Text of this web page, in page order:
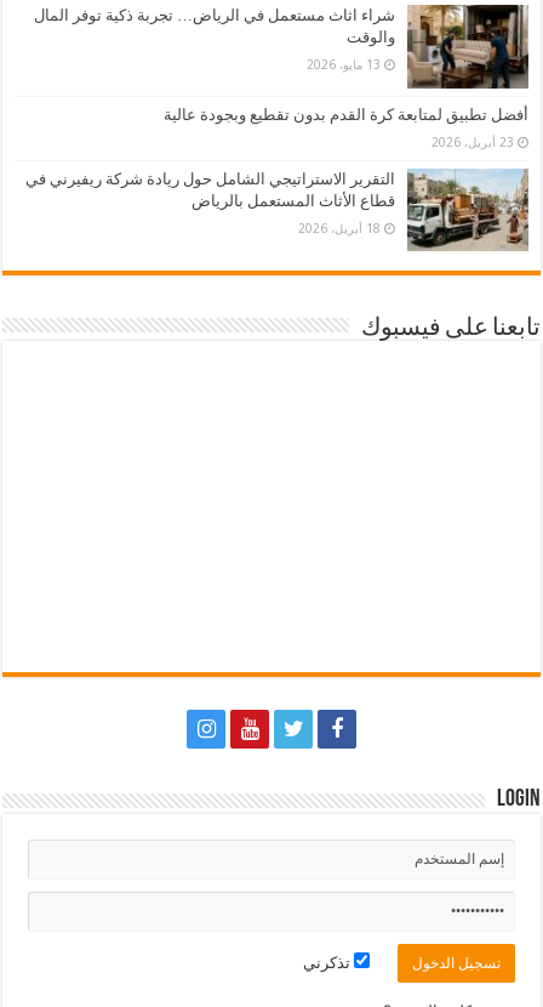
شراء اثاث مستعمل في الرياض… تجربة ذكية توفر المال
والوقت
13 مايو، 2026
أفضل تطبيق لمتابعة كرة القدم بدون تقطيع وبجودة عالية
23 أبريل، 2026
التقرير الاستراتيجي الشامل حول ريادة شركة ريفيرني في
قطاع الأثاث المستعمل بالرياض
18 أبريل، 2026
تابعنا على فيسبوك
Login
تذكرني